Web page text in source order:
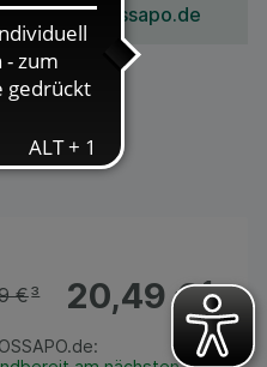
Über Schlossapo.de
20,49 €¹
€³
: